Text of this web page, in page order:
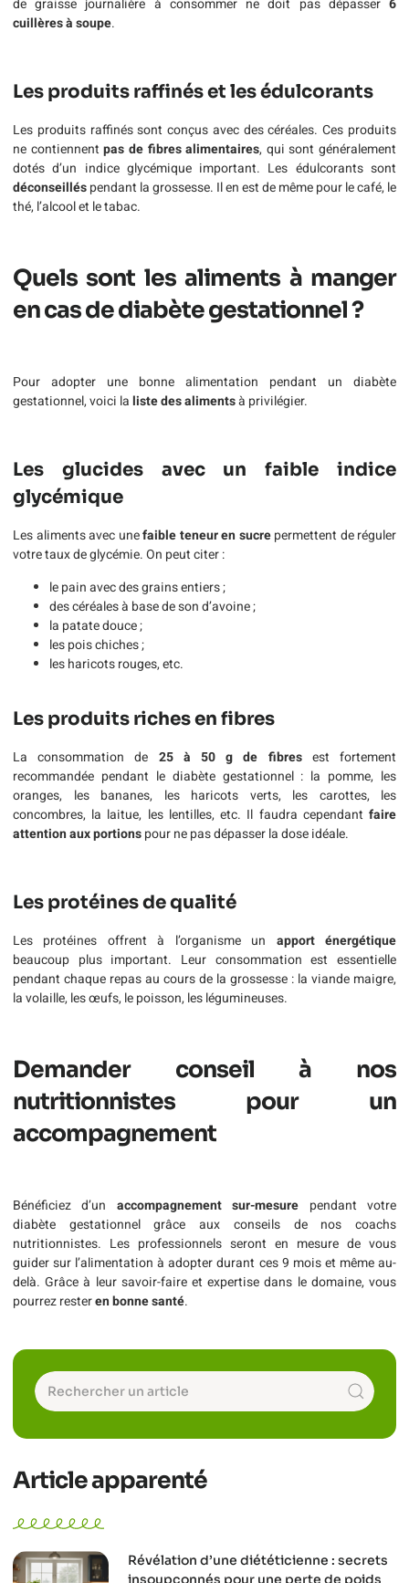
de graisse journalière à consommer ne doit pas dépasser 6
cuillères à soupe.
Les produits raffinés et les édulcorants
Les produits raffinés sont conçus avec des céréales. Ces produits
ne contiennentpas de fibres alimentaires, qui sont généralement
dotés d’un indice glycémique important. Les édulcorants sont
déconseilléspendant la grossesse. Il en est de même pour le café, le
thé, l’alcool et le tabac.
Quels sont les aliments à manger
en cas de diabète gestationnel ?
Pour adopter une bonne alimentation pendant un diabète
gestationnel, voici laliste des alimentsà privilégier.
Les glucides avec un faible indice
glycémique
Les aliments avec unefaible teneur en sucrepermettent de réguler
votre taux de glycémie. On peut citer :
le pain avec des grains entiers ;
des céréales à base de son d’avoine ;
la patate douce ;
les pois chiches ;
les haricots rouges, etc.
Les produits riches en fibres
La consommation de 25 à 50 g de fibresest fortement
recommandée pendant le diabète gestationnel : la pomme, les
oranges, les bananes, les haricots verts, les carottes, les
concombres, la laitue, les lentilles, etc. Il faudra cependant faire
attention aux portionspour ne pas dépasser la dose idéale.
Les protéines de qualité
Les protéines offrent à l’organisme un apport énergétique
beaucoup plus important. Leur consommation est essentielle
pendant chaque repas au cours de la grossesse : la viande maigre,
la volaille, les œufs, le poisson, les légumineuses.
Demander conseil à nos
nutritionnistes pour un
accompagnement
Bénéficiez d’un accompagnement sur-mesure pendant votre
diabète gestationnel grâce aux conseils de nos coachs
nutritionnistes. Les professionnels seront en mesure de vous
guider sur l’alimentation à adopter durant ces 9 mois et même au-
delà. Grâce à leur savoir-faire et expertise dans le domaine, vous
pourrez resteren bonne santé.
Article apparenté
Révélation d’une diététicienne : secrets
insoupçonnés pour une perte de poids